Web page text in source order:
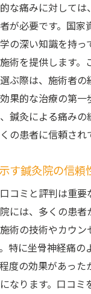
な痛みに対しては
が必要です。国家
の深い知識を持っ
術を提供します。
ぶ際は、施術者の
果的な治療の第一
鍼灸による痛みの
の患者に信頼され
す鍼灸院の信頼
コミと評判は重要
には、多くの患者
術の技術やカウ
特に坐骨神経痛の
度の効果があっ
なります。口コミ